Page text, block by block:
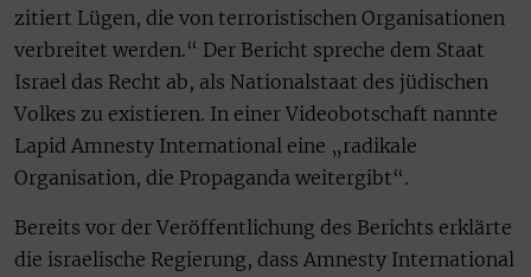
zitiert Lügen, die von terroristischen Organisationen
verbreitet werden.“ Der Bericht spreche dem Staat
Israel das Recht ab, als Nationalstaat des jüdischen
Volkes zu existieren. In einer Videobotschaft nannte
Lapid Amnesty International eine „radikale
Organisation, die Propaganda weitergibt“.
Bereits vor der Veröffentlichung des Berichts erklärte
die israelische Regierung, dass Amnesty International